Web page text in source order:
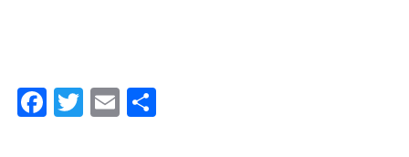
Facebook
TwitterEmail